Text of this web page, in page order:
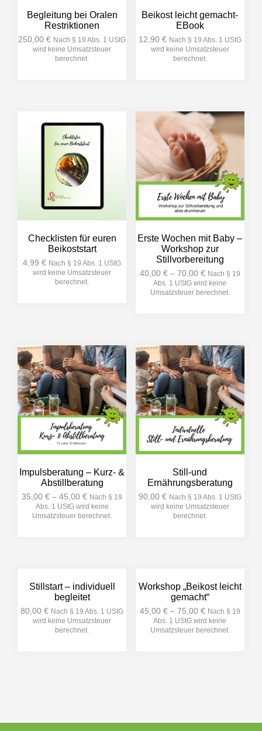
Begleitung bei Oralen
Restriktionen
250,00€ Nach § 19 Abs. 1 UStG
wird keine Umsatzsteuer
berechnet.
Beikost leicht gemacht-
EBook
12,90 € Nach § 19 Abs. 1 UStG
wird keine Umsatzsteuer
berechnet.
Checklisten für euren
Beikoststart
4,99€ Nach § 19 Abs. 1 UStG
wird keine Umsatzsteuer
berechnet.
Erste Wochen mit Baby –
Workshop zur
Stillvorbereitung
40,00 €– 70,00 € Nach § 19
Abs. 1 UStG wird keine
Umsatzsteuer berechnet.
mehrere
Varianten
auf.
Die
Optionen
können
auf
Produktseite
gewählt
Impulsberatung – Kurz- &
Abstillberatung
35,00€ –45,00€ Nach § 19
Abs. 1 UStG wird keine
Umsatzsteuer berechnet.
auf.
Optionen
Still-und
Ernährungsberatung
90,00 € Nach § 19 Abs. 1 UStG
wird keine Umsatzsteuer
berechnet.
Stillstart – individuell
begleitet
80,00€ Nach § 19 Abs. 1 UStG
wird keine Umsatzsteuer
berechnet.
Workshop „Beikost leicht
gemacht“
45,00 €– 75,00 € Nach § 19
Abs. 1 UStG wird keine
Umsatzsteuer berechnet.